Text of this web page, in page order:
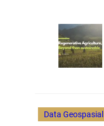
Data Geospasial